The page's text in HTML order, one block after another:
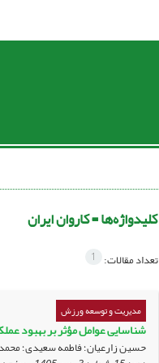
کلیدواژه‌ها =کاروان ایران
تعداد مقالات: 1
مدیریت و توسعه ورزش
شناسایی عوامل مؤثر بر بهبود
حسین زارعیان؛ فاطمه سعیدی؛